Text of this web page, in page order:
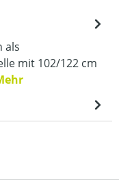
als
mit 102/122 cm